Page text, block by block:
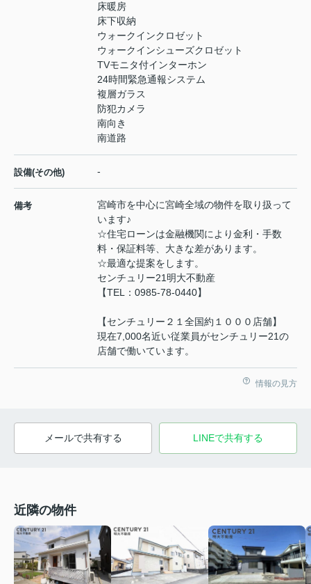
床暖房
床下収納
ウォークインクロゼット
ウォークインシューズクロゼット
TVモニタ付インターホン
24時間緊急通報システム
複層ガラス
防犯カメラ
南向き
南道路
設備(その他) -
備考
宮崎市を中心に宮崎全域の物件を取り扱って
います♪
☆住宅ローンは金融機関により金利・手数
料・保証料等、大きな差があります。
☆最適な提案をします。
センチュリー21明大不動産
【TEL：0985-78-0440】
【センチュリー２１全国約１０００店舗】
現在7,000名近い従業員がセンチュリー21の
店舗で働いています。
情報の見方
メールで共有する LINEで共有する
近隣の物件